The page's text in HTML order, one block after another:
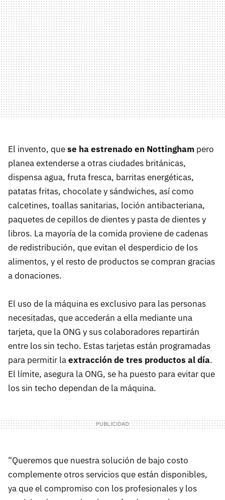
El invento, quese ha estrenado en Nottingham pero
planea extenderse a otras ciudades británicas,
dispensa agua, fruta fresca, barritas energéticas,
patatas fritas, chocolate y sándwiches, así como
calcetines, toallas sanitarias, loción antibacteriana,
paquetes de cepillos de dientes y pasta de dientes y
libros. La mayoría de la comida proviene de cadenas
de redistribución, que evitan el desperdicio de los
alimentos, y el resto de productos se compran gracias
a donaciones.
El uso de la máquina es exclusivo para las personas
necesitadas, que accederán a ella mediante una
tarjeta, que la ONG y sus colaboradores repartirán
entre los sin techo. Estas tarjetas están programadas
para permitir laextracción de tres productos al día.
El límite, asegura la ONG, se ha puesto para evitar que
los sin techo dependan de la máquina.
“Queremos que nuestra solución de bajo costo
complemente otros servicios que están disponibles,
ya que el compromiso con los profesionales y los